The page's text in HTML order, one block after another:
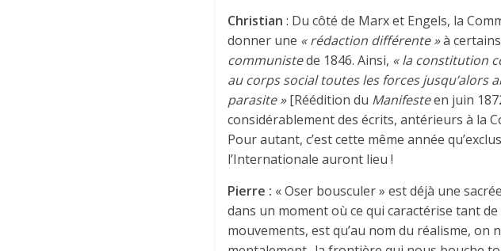
Christian : Du côté de Marx et Engels, la
donner une « rédaction différente »à
communistede 1846. Ainsi, « la constitution
au corps social toutes les forces jusqu’alors
parasite »[Réédition du Manifesteen juin
considérablement des écrits, antérieurs à la
Pour autant, c’est cette même année
l’Internationale auront lieu !
Pierre : « Oser bousculer » est déjà une
dans un moment où ce qui caractérise tant
mouvements, est qu’au nom du réalisme, on